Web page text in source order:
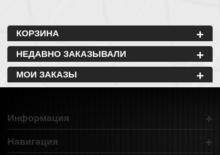
КОРЗИНА +
НЕДАВНО ЗАКАЗЫВАЛИ +
МОИ ЗАКАЗЫ +
Информация +
Навигация
+